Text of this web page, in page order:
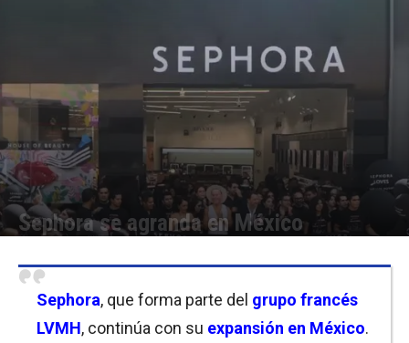
Sephora se agranda en México
Sephora, que forma parte del grupo francés
LVMH, continúa con su expansión en México.